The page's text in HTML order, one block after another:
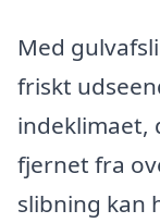
Med
friskt
indeklimaet,
fjernet fra
slibning kan